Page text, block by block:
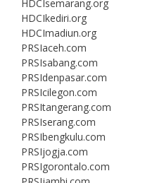
HDCIsemarang.org
HDCIkediri.org
HDCImadiun.org
PRSIaceh.com
PRSIsabang.com
PRSIdenpasar.com
PRSIcilegon.com
PRSItangerang.com
PRSIserang.com
PRSIbengkulu.com
PRSIjogja.com
PRSIgorontalo.com